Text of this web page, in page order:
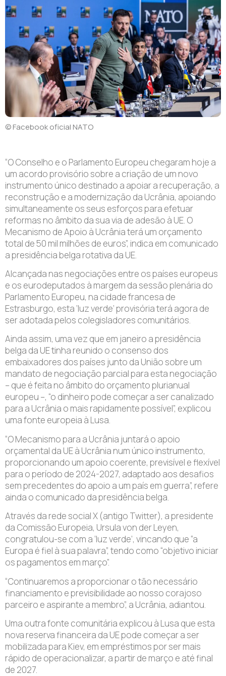
© Facebook oficial NATO
“O Conselho e o Parlamento Europeu chegaram hoje a
um acordo provisório sobre a criação de um novo
instrumento único destinado a apoiar a recuperação, a
reconstrução e a modernização da Ucrânia, apoiando
simultaneamente os seus esforços para efetuar
reformas no âmbito da sua via de adesão à UE. O
Mecanismo de Apoio à Ucrânia terá um orçamento
total de 50 mil milhões de euros”, indica em comunicado
a presidência belga rotativa da UE.
Alcançada nas negociações entre os países europeus
e os eurodeputados à margem da sessão plenária do
Parlamento Europeu, na cidade francesa de
Estrasburgo, esta ‘luz verde’ provisória terá agora de
ser adotada pelos colegisladores comunitários.
Ainda assim, uma vez que em janeiro a presidência
belga da UE tinha reunido o consenso dos
embaixadores dos países junto da União sobre um
mandato de negociação parcial para esta negociação
– que é feita no âmbito do orçamento plurianual
europeu –, “o dinheiro pode começar a ser canalizado
para a Ucrânia o mais rapidamente possível”, explicou
uma fonte europeia à Lusa.
“O Mecanismo para a Ucrânia juntará o apoio
orçamental da UE à Ucrânia num único instrumento,
proporcionando um apoio coerente, previsível e flexível
para o período de 2024-2027, adaptado aos desafios
sem precedentes do apoio a um país em guerra”, refere
ainda o comunicado da presidência belga.
Através da rede social X (antigo Twitter), a presidente
da Comissão Europeia, Ursula von der Leyen,
congratulou-se com a ‘luz verde’, vincando que “a
Europa é fiel à sua palavra”, tendo como “objetivo iniciar
os pagamentos em março”.
“Continuaremos a proporcionar o tão necessário
financiamento e previsibilidade ao nosso corajoso
parceiro e aspirante a membro”, a Ucrânia, adiantou.
Uma outra fonte comunitária explicou à Lusa que esta
nova reserva financeira da UE pode começar a ser
mobilizada para Kiev, em empréstimos por ser mais
rápido de operacionalizar, a partir de março e até final
de 2027.